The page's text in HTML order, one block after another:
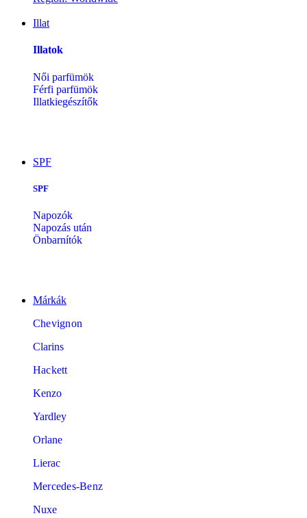
Illat
Illatok
Női parfümök
Férfi parfümök
Illatkiegészítők
SPF
SPF
Napozók
Napozás után
Önbarnítók
Márkák
Chevignon
Clarins
Hackett
Kenzo
Yardley
Orlane
Lierac
Mercedes-Benz
Nuxe